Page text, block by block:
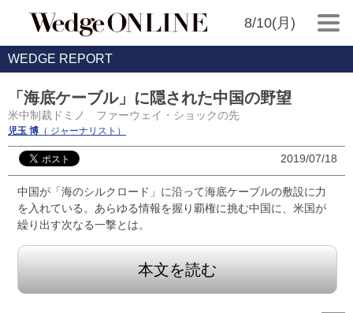
8/10(月)
WEDGE REPORT
「海底ケーブル」に隠された中国の野望
米中制裁ドミノ ファーウェイ・ショックの先
児玉 博 （ ジャーナリスト）
2019/07/18
中国が「海のシルクロード」に沿って海底ケーブルの敷設に力
を入れている。あらゆる情報を握り覇権に挑む中国に、米国が
繰り出す次なる一撃とは。
本文を読む